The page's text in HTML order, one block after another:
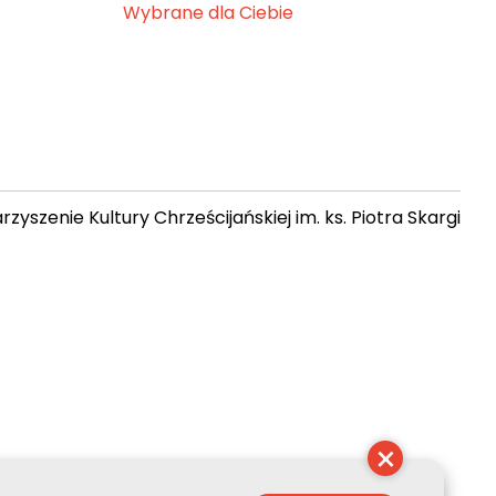
Wybrane dla Ciebie
Kultury Chrześcijańskiej im. ks. Piotra Skargi
×